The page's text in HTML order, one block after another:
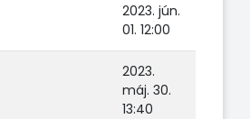
2023. jún.
01. 12:00
2023.
máj. 30.
13:40